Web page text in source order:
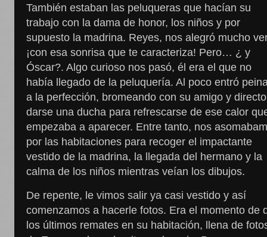
También estaban las peluqueras que hacían su
trabajo con la dama de honor, los niños y por
supuesto la madrina. Reyes, nos alegró mucho
¡con esa sonrisa que te caracteriza! Pero… ¿ y
Óscar?. Algo curioso nos pasó, él era el que no
había llegado de la peluquería. Al poco entró
a la perfección, bromeando con su amigo y
darse una ducha para refrescarse de ese calor
empezaba a aparecer. Entre tanto, nos
por las habitaciones para recoger el impactante
vestido de la madrina, la llegada del hermano y la
calma de los niños mientras veían los dibujos.
De repente, le vimos salir ya casi vestido y así
comenzamos a hacerle fotos. Era el momento de
los últimos remates en su habitación, llena de